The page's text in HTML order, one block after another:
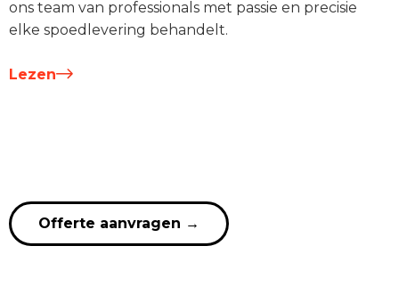
ons team van professionals met passie en precisie
elke spoedlevering behandelt.
Lezen
Offerte aanvragen →